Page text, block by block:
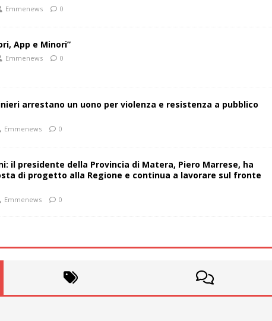
Emmenews 0
App e Minori”
Emmenews 0
arrestano un uono per violenza e resistenza a pubblico
Emmenews 0
il presidente della Provincia di Matera, Piero Marrese, ha
di progetto alla Regione e continua a lavorare sul fronte
Emmenews 0